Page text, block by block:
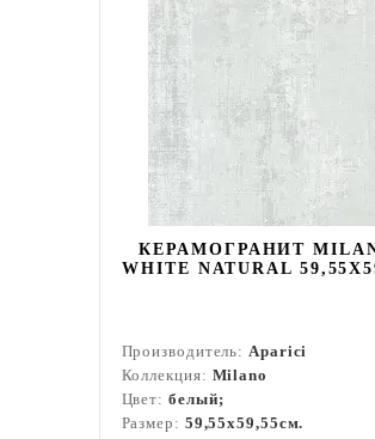
КЕРАМОГРАНИТ
WHITE NATURAL
Производитель:Aparici
Коллекция: Milano
Цвет: белый;
Размер: 59,55x59,55см.